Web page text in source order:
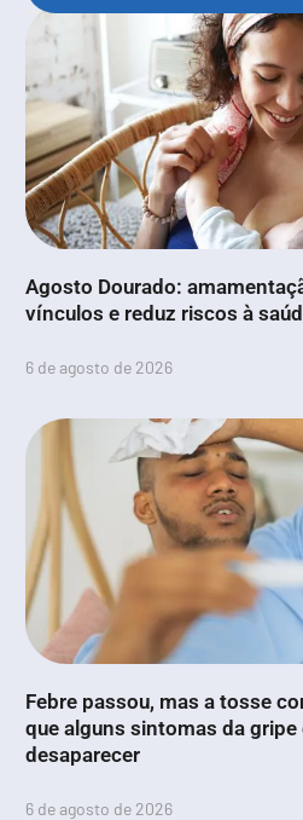
Agosto Dourado:
vínculos e reduz riscos à
6 de agosto de 2026
Febre passou, mas a tosse
que alguns sintomas da gripe
desaparecer
6 de agosto de 2026